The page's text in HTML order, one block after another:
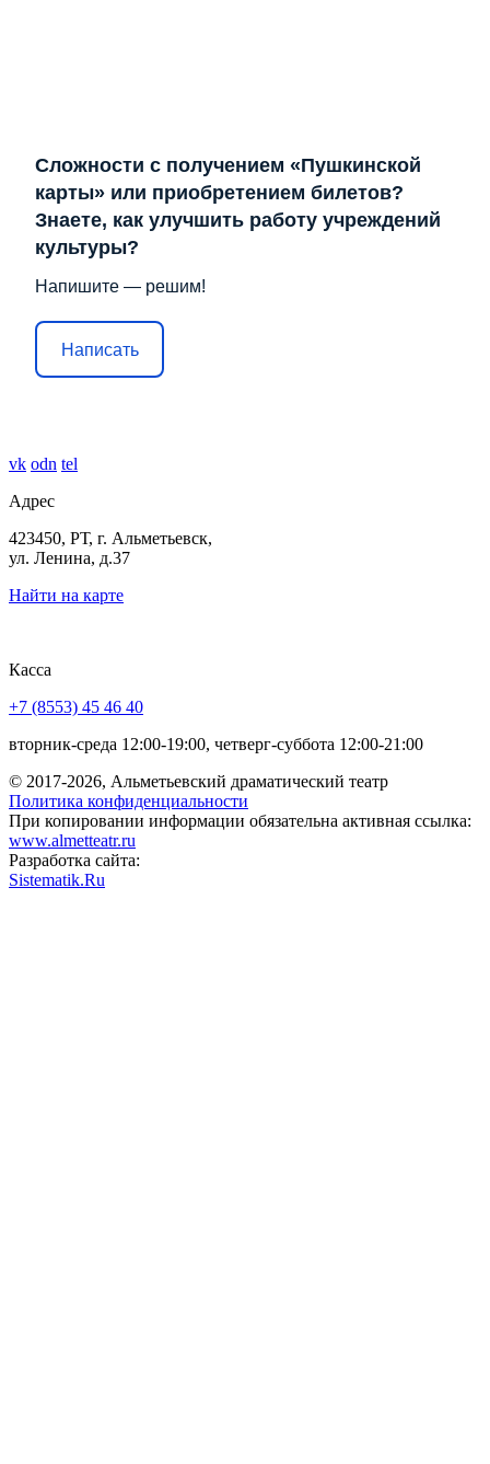
Сложности с получением «Пушкинской
карты» или приобретением билетов?
Знаете, как улучшить работу учреждений
культуры?
Напишите — решим!
Написать
vk odn tel
Адрес
423450, РТ, г. Альметьевск,
ул. Ленина, д.37
Найти на карте
Касса
+7 (8553) 45 46 40
вторник-среда 12:00-19:00, четверг-суббота 12:00-21:00
© 2017-2026, Альметьевский драматический театр
Политика конфиденциальности
При копировании информации обязательна активная ссылка:
www.almetteatr.ru
Разработка сайта:
Sistematik.Ru